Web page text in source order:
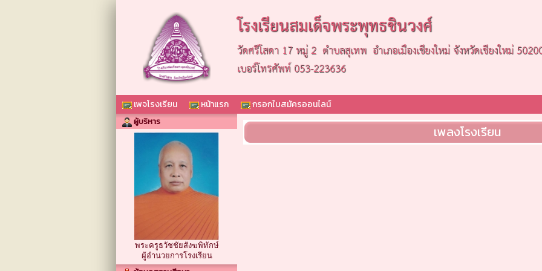
โรงเรียนสมเด็จพระพุทธชินวงศ์
วัดศรีโสดา 17 หมู่ 2 ตำบลสุเทพ อำเภอเมืองเชียงใหม่ จังหวัดเชียงใหม่
เบอร์โทรศัพท์ 053-223636
เพจโรงเรียน หน้าแรก กรอกใบสมัครออนไลน์
ผู้บริหาร
พระครูธวัชชัยสังฆพิทักษ์
ผู้อำนวยการโรงเรียน
เพลงโรงเรียน